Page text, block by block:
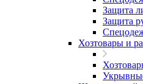
Защита
Защита
Хозтовары и